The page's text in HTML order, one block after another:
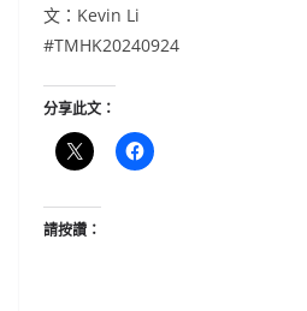
文：Kevin Li
#TMHK20240924
分享此文：
請按讚：